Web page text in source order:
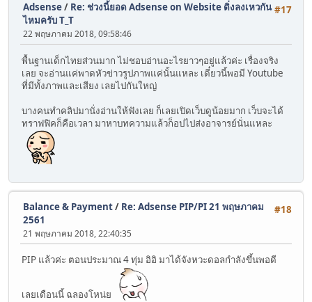
#17
Adsense/ Re: ช่วงนี้ยอด Adsense on Website ดิ่งลงเหวกัน
ไหมครับ T_T
22 พฤษภาคม 2018, 09:58:46
พื้นฐานเด็กไทยส่วนมาก ไม่ชอบอ่านอะไรยาวๆอยู่แล้วค่ะ เรื่องจริง
เลย จะอ่านแค่พาดหัวข่าวรูปภาพแค่นั้นแหละ เดี๋ยวนี้พอมี Youtube
ที่มีทั้งภาพและเสียง เลยไปกันใหญ่
บางคนทำคลิปมานั่งอ่านให้ฟังเลย ก็เลยเปิดเว็บดูน้อยมาก เว็บจะได้
ทราฟฟิคก็คือเวลา มาหาบทความแล้วก็อปไปส่งอาจารย์นั่นแหละ
#18
Balance & Payment/ Re: Adsense PIP/PI 21 พฤษภาคม
2561
21 พฤษภาคม 2018, 22:40:35
PIP แล้วค่ะ ตอนประมาณ 4 ทุ่ม อิอิ มาได้จังหวะดอลกำลังขึ้นพอดี
เลยเดือนนี้ ฉลองโหน่ย